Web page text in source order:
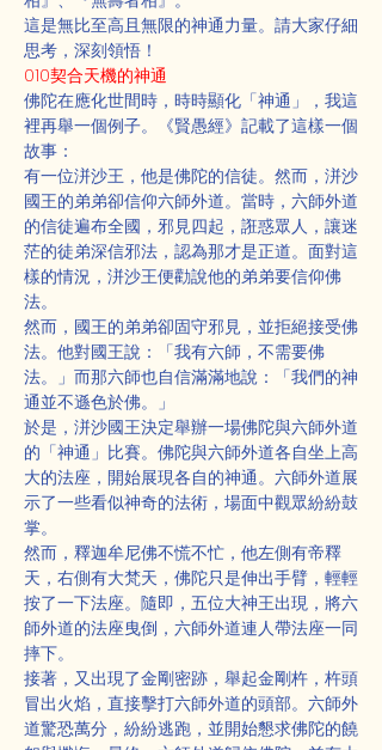
這是無比至高且無限的神通力量。請大家仔細
思考，深刻領悟！
010契合天機的神通
佛陀在應化世間時，時時顯化「神通」，我這
裡再舉一個例子。《賢愚經》記載了這樣一個
故事：
有一位洴沙王，他是佛陀的信徒。然而，洴沙
國王的弟弟卻信仰六師外道。當時，六師外道
的信徒遍布全國，邪見四起，誑惑眾人，讓迷
茫的徒弟深信邪法，認為那才是正道。面對這
樣的情況，洴沙王便勸說他的弟弟要信仰佛
法。
然而，國王的弟弟卻固守邪見，並拒絕接受佛
法。他對國王說：「我有六師，不需要佛
法。」而那六師也自信滿滿地說：「我們的神
通並不遜色於佛。」
於是，洴沙國王決定舉辦一場佛陀與六師外道
的「神通」比賽。佛陀與六師外道各自坐上高
大的法座，開始展現各自的神通。六師外道展
示了一些看似神奇的法術，場面中觀眾紛紛鼓
掌。
然而，釋迦牟尼佛不慌不忙，他左側有帝釋
天，右側有大梵天，佛陀只是伸出手臂，輕輕
按了一下法座。隨即，五位大神王出現，將六
師外道的法座曳倒，六師外道連人帶法座一同
摔下。
接著，又出現了金剛密跡，舉起金剛杵，杵頭
冒出火焰，直接擊打六師外道的頭部。六師外
道驚恐萬分，紛紛逃跑，並開始懇求佛陀的饒